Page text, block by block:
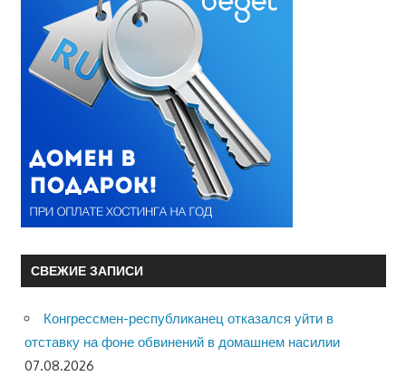
СВЕЖИЕ ЗАПИСИ
Конгрессмен-республиканец отказался уйти в
отставку на фоне обвинений в домашнем насилии
07.08.2026